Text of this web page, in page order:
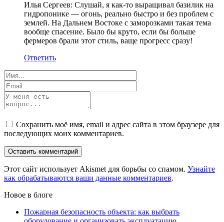
Илья Сергеев: Слушай, я как-то выращивал базилик на
гидропонике — огонь, реально быстро и без проблем с
землей. На Дальнем Востоке с заморозками такая тема
вообще спасение. Было бы круто, если бы больше
фермеров брали этот стиль, ваще прогресс сразу!
Ответить
Сохранить моё имя, email и адрес сайта в этом браузере для
последующих моих комментариев.
Этот сайт использует Akismet для борьбы со спамом. Узнайте
как обрабатываются ваши данные комментариев.
Новое в блоге
Пожарная безопасность объекта: как выбрать